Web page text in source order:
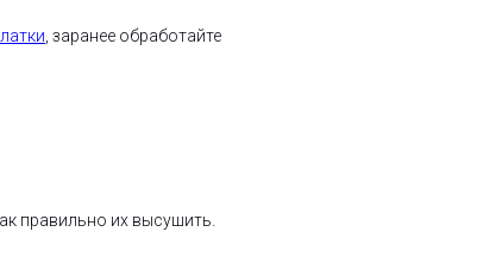
, заранее обработайте
правильно их высушить.